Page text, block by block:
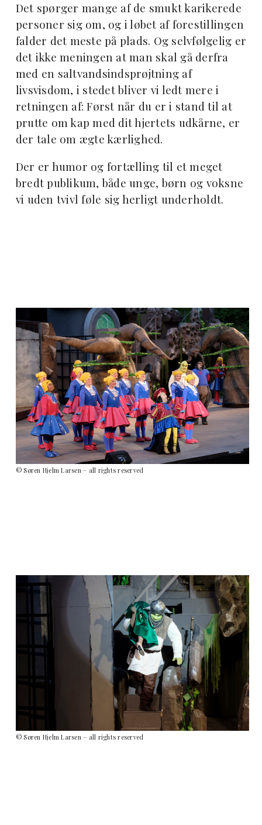
Det spørger mange af de smukt karikerede
personer sig om, og i løbet af forestillingen
falder det meste på plads. Og selvfølgelig er
det ikke meningen at man skal gå derfra
med en saltvandsindsprøjtning af
livsvisdom, i stedet bliver vi ledt mere i
retningen af: Først når du er i stand til at
prutte om kap med dit hjertets udkårne, er
der tale om ægte kærlighed.
Der er humor og fortælling til et meget
bredt publikum, både unge, børn og voksne
vi uden tvivl føle sig herligt underholdt.
© Søren Hjelm Larsen – all rights reserved
© Søren Hjelm Larsen – all rights reserved